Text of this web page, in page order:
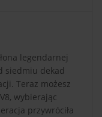
legendarnej
siedmiu dekad
Teraz możesz
wybierając
przywróciła